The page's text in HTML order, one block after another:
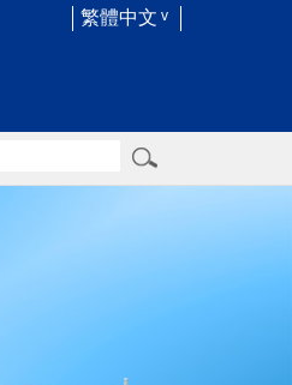
繁體中文